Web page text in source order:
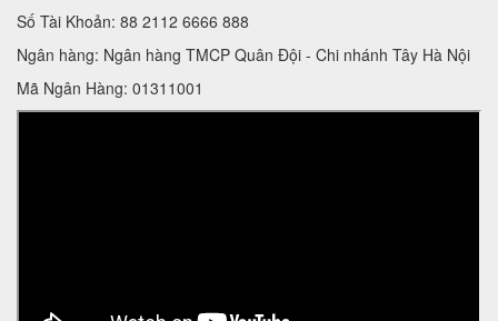
Số Tài Khoản: 88 2112 6666 888
Ngân hàng: Ngân hàng TMCP Quân Đội - Chi nhánh Tây Hà Nội
Mã Ngân Hàng: 01311001